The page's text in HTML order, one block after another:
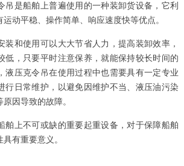
吊是船舶上普遍使用的一种装卸货设备，它利
动平稳、操作简单、响应速度快等优点。
装和使用可以大大节省人力，提高装卸效率，
低，只要平时注意保养，就能保持较长时间的
液压克令吊在使用过程中也需要具有一定专业
行日常维护，以避免因维护不当、液压油污染
因导致的故障。
舶上不可或缺的重要起重设备，对于保障船舶
有重要意义。